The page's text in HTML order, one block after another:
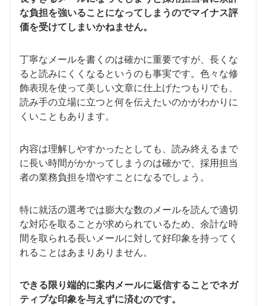
な負担を強いることになってしまうのでマイナス評
価を受けてしまいかねません。
丁寧なメールを書くのは確かに重要ですが、長くな
ると読みにくくなるというのも事実です。色々な修
飾表現を使って美しい文章に仕上げたつもりでも、
読み手の立場に立つと何を伝えたいのかがわかりに
くいこともあります。
内容は理解しやすかったとしても、読み終えるまで
に長い時間がかかってしまうのは確かで、採用担当
者の業務負担を増やすことになるでしょう。
特に就活の選考では膨大な数のメールを読んで適切
な対応を取ることが求められているため、余計な時
間を取られる長いメールに対して好印象を持ってく
れることはあまりありません。
できる限り端的に案内メールに返信することでネガ
ティブな印象を与えずに済むのです。